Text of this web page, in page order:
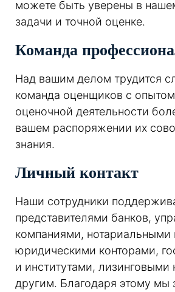
можете быть уверены в
задачи и точной оценке.
Команда
Над вашим делом трудится
команда оценщиков с
оценочной деятельности
вашем распоряжении их
знания.
Личный контакт
Наши сотрудники
представителями банков,
компаниями, нотариальными
юридическими конторами,
и институтами,
другим. Благодаря этому мы